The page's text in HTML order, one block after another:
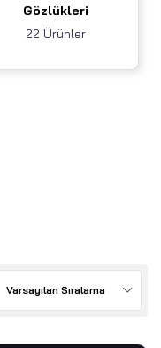
Gözlükleri
22 Ürünler
Varsayılan Sıralama